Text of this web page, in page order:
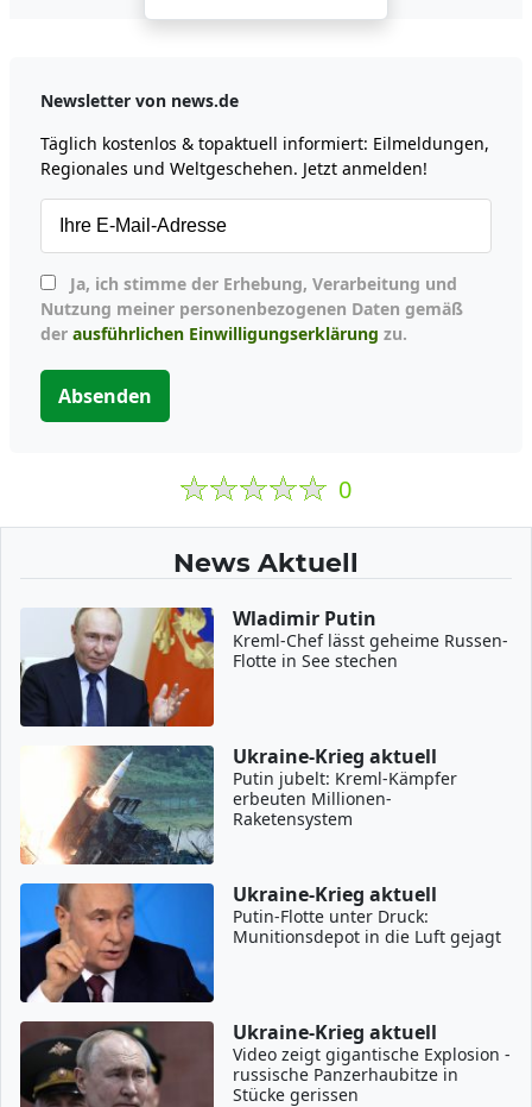
Newsletter von news.de
Täglich kostenlos & topaktuell informiert: Eilmeldungen,
Regionales und Weltgeschehen. Jetzt anmelden!
Nutzung meiner personenbezogenen Daten gemäß
der ausführlichen Einwilligungserklärung zu.
Absenden
0
News Aktuell
Wladimir Putin
Kreml-Chef lässt geheime Russen-
Flotte in See stechen
Ukraine-Krieg aktuell
Putin jubelt: Kreml-Kämpfer
erbeuten Millionen-
Raketensystem
Ukraine-Krieg aktuell
Putin-Flotte unter Druck:
Munitionsdepot in die Luft gejagt
Ukraine-Krieg aktuell
Video zeigt gigantische Explosion -
russische Panzerhaubitze in
Stücke gerissen